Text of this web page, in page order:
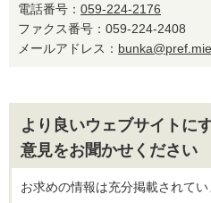
電話番号： 059-224-2176
ファクス番号：059-224-2408
メールアドレス：
より良いウェブサイトに
意見をお聞かせください
お求めの情報は充分掲載されてい